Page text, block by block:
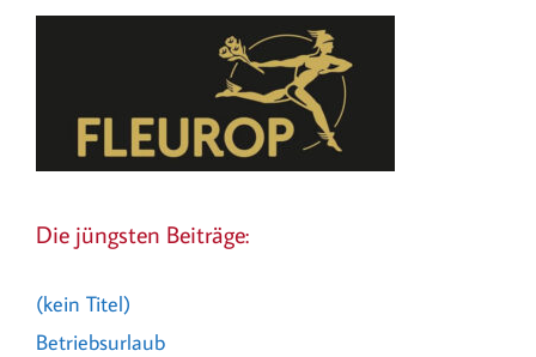
Die jüngsten Beiträge:
(kein Titel)
Betriebsurlaub